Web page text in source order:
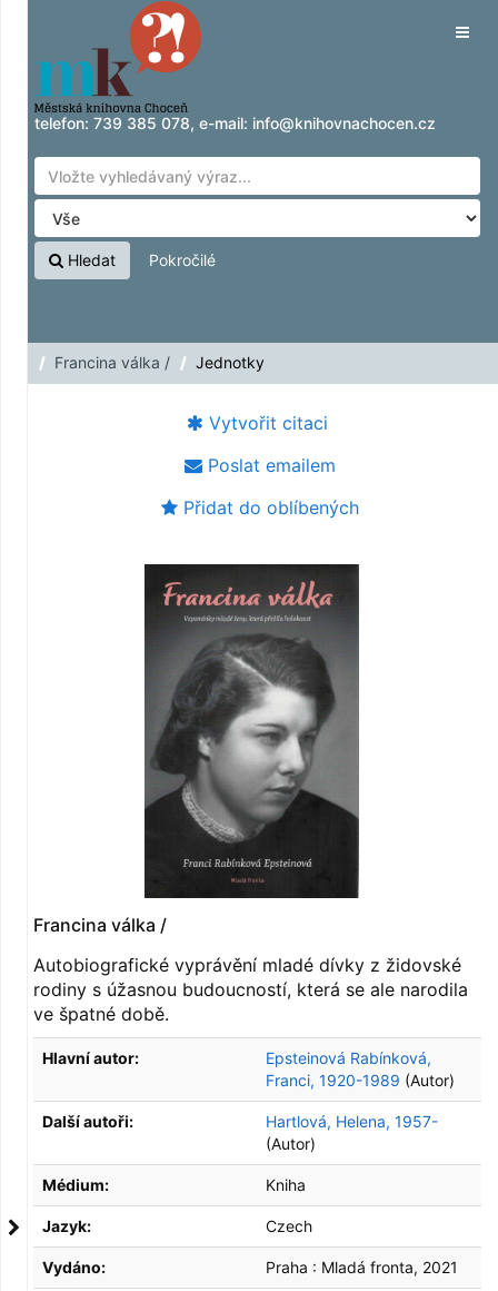
Přeskočit na obsah
telefon: 739 385 078, e-mail: info@knihovnachocen.cz
Hledat Pokročilé
Francina válka / Jednotky
Vytvořit citaci
Poslat emailem
Přidat do oblíbených
Francina válka /
Autobiografické vyprávění mladé dívky z židovské
rodiny s úžasnou budoucností, která se ale narodila
ve špatné době.
Hlavní autor:
Epsteinová Rabínková,
Franci, 1920-1989 (Autor)
Další autoři:
Hartlová, Helena, 1957-
(Autor)
Médium: Kniha
Jazyk: Czech
Vydáno: Praha : Mladá fronta, 2021